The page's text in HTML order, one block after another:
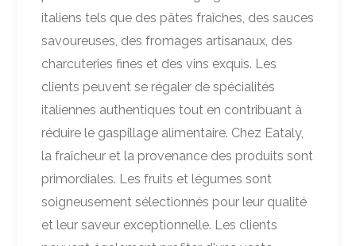
italiens tels que des pâtes fraîches, des sauces
savoureuses, des fromages artisanaux, des
charcuteries fines et des vins exquis. Les
clients peuvent se régaler de spécialités
italiennes authentiques tout en contribuant à
réduire le gaspillage alimentaire. Chez Eataly,
la fraîcheur et la provenance des produits sont
primordiales. Les fruits et légumes sont
soigneusement sélectionnés pour leur qualité
et leur saveur exceptionnelle. Les clients